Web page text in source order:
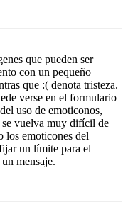
que pueden ser
con un pequeño
que :( denota tristeza.
verse en el formulario
uso de emoticonos,
se vuelva muy difícil de
los emoticones del
un límite para el
mensaje.